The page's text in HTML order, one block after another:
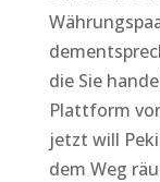
die Sie
Plattform
jetzt will
dem Weg